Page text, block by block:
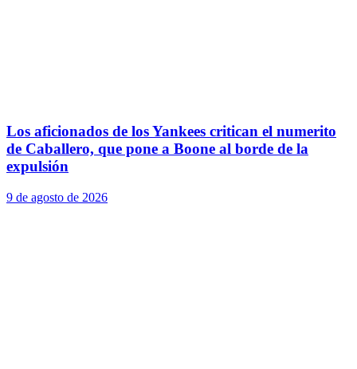
Los aficionados de los Yankees critican el numerito
de Caballero, que pone a Boone al borde de la
expulsión
9 de agosto de 2026